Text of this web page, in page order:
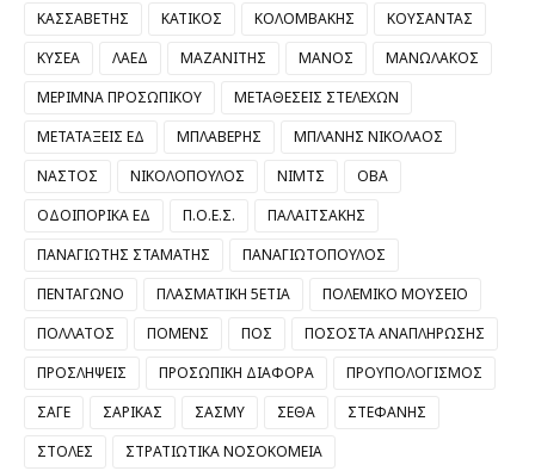
ΚΑΣΣΑΒΕΤΗΣ
ΚΑΤΙΚΟΣ ΚΟΛΟΜΒΑΚΗΣ
ΚΟΥΣΑΝΤΑΣ
ΚΥΣΕΑ
ΛΑΕΔ ΜΑΖΑΝΙΤΗΣ ΜΑΝΟΣ
ΜΑΝΩΛΑΚΟΣ
ΜΕΡΙΜΝΑ ΠΡΟΣΩΠΙΚΟΥ
ΜΕΤΑΘΕΣΕΙΣ ΣΤΕΛΕΧΩΝ
ΜΕΤΑΤΑΞΕΙΣ ΕΔ
ΜΠΛΑΒΕΡΗΣ
ΜΠΛΑΝΗΣ ΝΙΚΟΛΑΟΣ
ΝΑΣΤΟΣ
ΝΙΚΟΛΟΠΟΥΛΟΣ ΝΙΜΤΣ
ΟΒΑ
ΟΔΟΙΠΟΡΙΚΑ ΕΔ
Π.Ο.Ε.Σ.
ΠΑΛΑΙΤΣΑΚΗΣ
ΠΑΝΑΓΙΩΤΗΣ ΣΤΑΜΑΤΗΣ
ΠΑΝΑΓΙΩΤΟΠΟΥΛΟΣ
ΠΕΝΤΑΓΩΝΟ
ΠΛΑΣΜΑΤΙΚΗ 5ΕΤΙΑ
ΠΟΛΕΜΙΚΟ ΜΟΥΣΕΙΟ
ΠΟΛΛΑΤΟΣ
ΠΟΜΕΝΣ ΠΟΣ
ΠΟΣΟΣΤΑ ΑΝΑΠΛΗΡΩΣΗΣ
ΠΡΟΣΛΗΨΕΙΣ
ΠΡΟΣΩΠΙΚΗ ΔΙΑΦΟΡΑ
ΠΡΟΥΠΟΛΟΓΙΣΜΟΣ
ΣΑΓΕ
ΣΑΡΙΚΑΣ ΣΑΣΜΥ ΣΕΘΑ
ΣΤΕΦΑΝΗΣ
ΣΤΟΛΕΣ
ΣΤΡΑΤΙΩΤΙΚΑ ΝΟΣΟΚΟΜΕΙΑ